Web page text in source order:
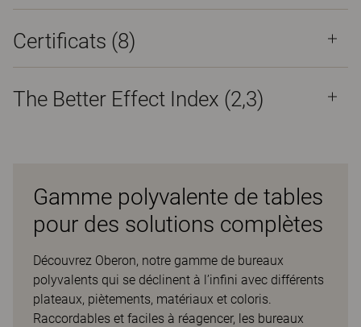
Certificats (8)
The Better Effect Index (2,3)
Gamme polyvalente de tables
pour des solutions complètes
Découvrez Oberon, notre gamme de bureaux
polyvalents qui se déclinent à l’infini avec différents
plateaux, piètements, matériaux et coloris.
Raccordables et faciles à réagencer, les bureaux